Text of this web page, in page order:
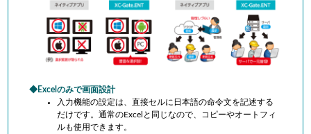
Excelのみで画面設計
入力機能の設定は、直接セルに日本語の命令文を記述する
だけです。通常のExcelと同じなので、コピーやオートフィ
ルも使用できます。